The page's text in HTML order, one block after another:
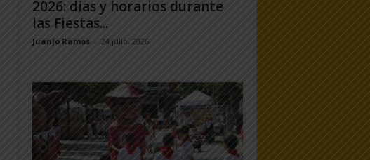
2026: días y horarios durante
las Fiestas...
Juanjo Ramos - 24 julio, 2026